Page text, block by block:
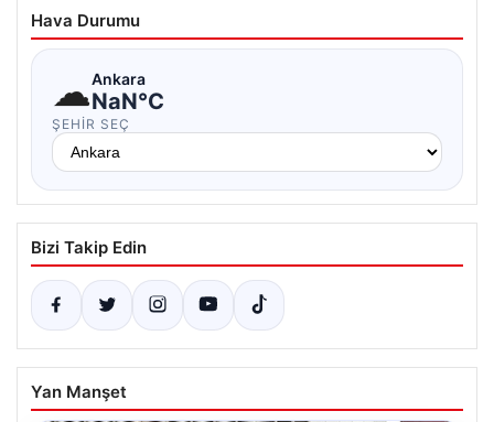
Hava Durumu
☁Ankara
NaN°C
ŞEHIR SEÇ
Bizi Takip Edin
Yan Manşet